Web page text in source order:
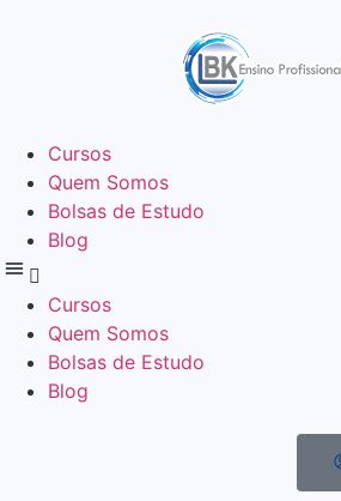
Cursos
Quem Somos
Bolsas de Estudo
Blog
Cursos
Quem Somos
Bolsas de Estudo
Blog